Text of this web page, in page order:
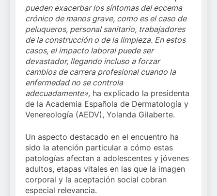
pueden exacerbar los síntomas del eccema
crónico de manos grave, como es el caso de
peluqueros, personal sanitario, trabajadores
de la construcción o de la limpieza. En estos
casos, el impacto laboral puede ser
devastador, llegando incluso a forzar
cambios de carrera profesional cuando la
enfermedad no se controla
adecuadamente», ha explicado la presidenta
de la Academia Española de Dermatología y
Venereología (AEDV), Yolanda Gilaberte.
Un aspecto destacado en el encuentro ha
sido la atención particular a cómo estas
patologías afectan a adolescentes y jóvenes
adultos, etapas vitales en las que la imagen
corporal y la aceptación social cobran
especial relevancia.